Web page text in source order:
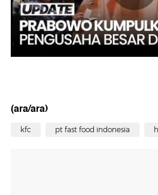
(ara/ara)
kfc pt fast food indonesia